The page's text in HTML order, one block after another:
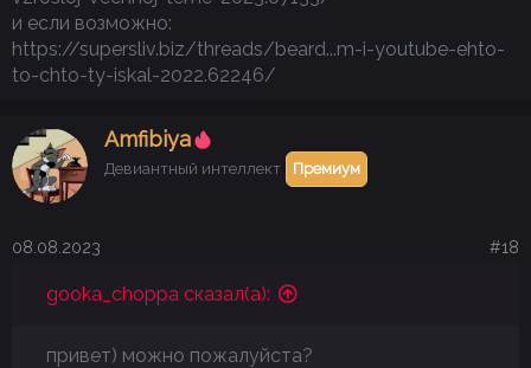
и если возможно:
https://supersliv.biz/threads/beard...m-i-youtube-ehto-
to-chto-ty-iskal-2022.62246/
Аmfibiya
Девиантный интеллект Премиум
08.08.2023 #18
gooka_choppa сказал(а):
привет) можно пожалуйста?